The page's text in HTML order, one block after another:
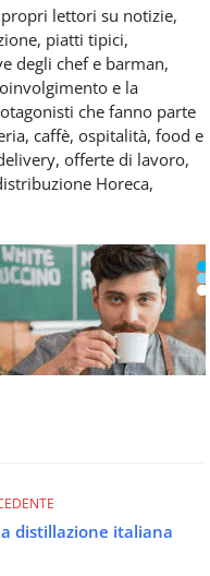
lettori su notizie,
piatti tipici,
degli chef e barman,
e la
che fanno parte
caffè, ospitalità, food e
offerte di lavoro,
Horeca,
distillazione italiana